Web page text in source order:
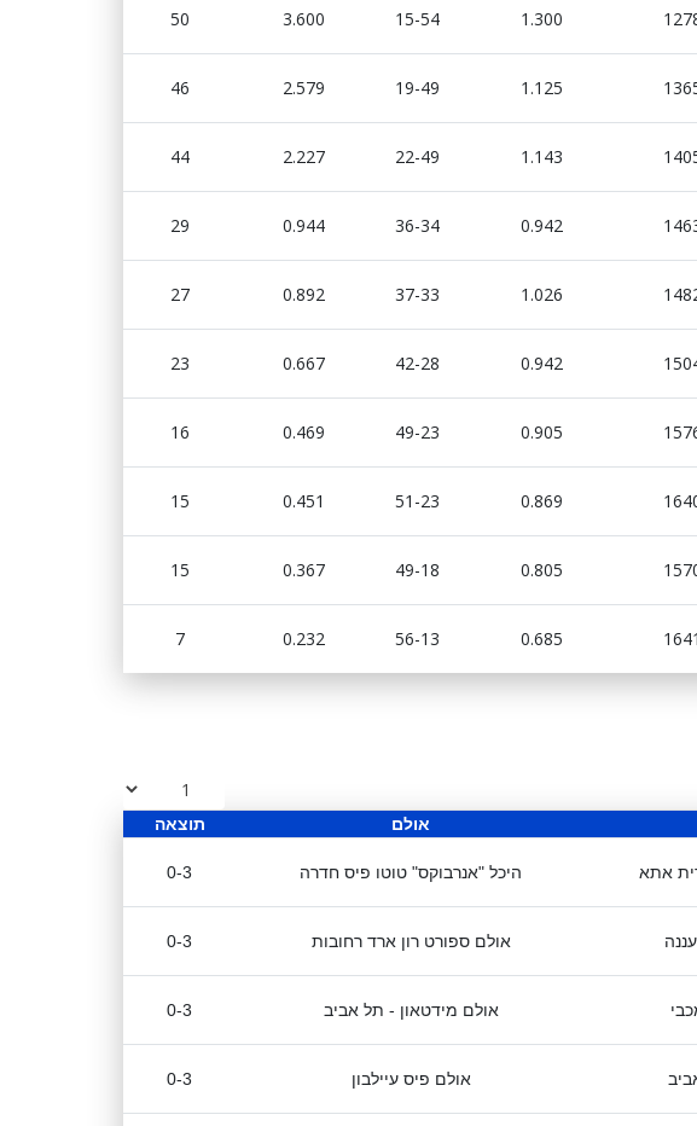
50 3.600 15-54 1.300
46 2.579 19-49 1.125
44 2.227 22-49 1.143
29 0.944 36-34 0.942
27 0.892 37-33 1.026
23 0.667 42-28 0.942
16 0.469 49-23 0.905
15 0.451 51-23 0.869
15 0.367 49-18 0.805
7 0.232 56-13 0.685
תוצאה אולם
0-3 היכל "אנרבוקס" טוטו פיס חדרה אתא
0-3 אולם ספורט רון ארד רחובות
0-3 אולם מידטאון - תל אביב
0-3 אולם פיס עיילבון